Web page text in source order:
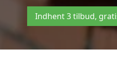
Indhent 3 tilbud,